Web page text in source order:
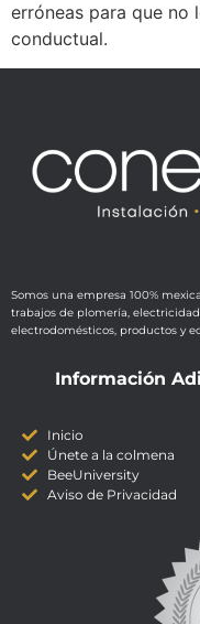
erróneas para que no
conductual.
Somos una empresa 100%
trabajos de plomería,
electrodomésticos, productos y
Información
Inicio
Únete a la colmena
BeeUniversity
Aviso de Privacidad